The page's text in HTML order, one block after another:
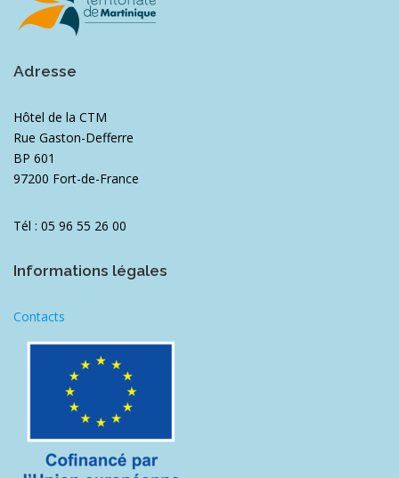
Adresse
Hôtel de la CTM
Rue Gaston-Defferre
BP 601
97200 Fort-de-France
Tél : 05 96 55 26 00
Informations légales
Contacts